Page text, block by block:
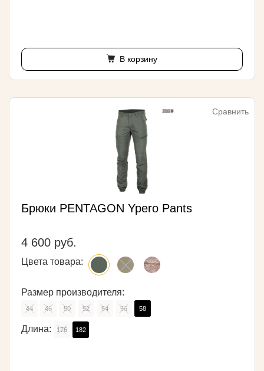
В корзину
Сравнить
Брюки PENTAGON Ypero Pants
4 600 руб.
Цвета товара:
Размер производителя:
44 46 50 52 54 56 58
Длина: 176 182